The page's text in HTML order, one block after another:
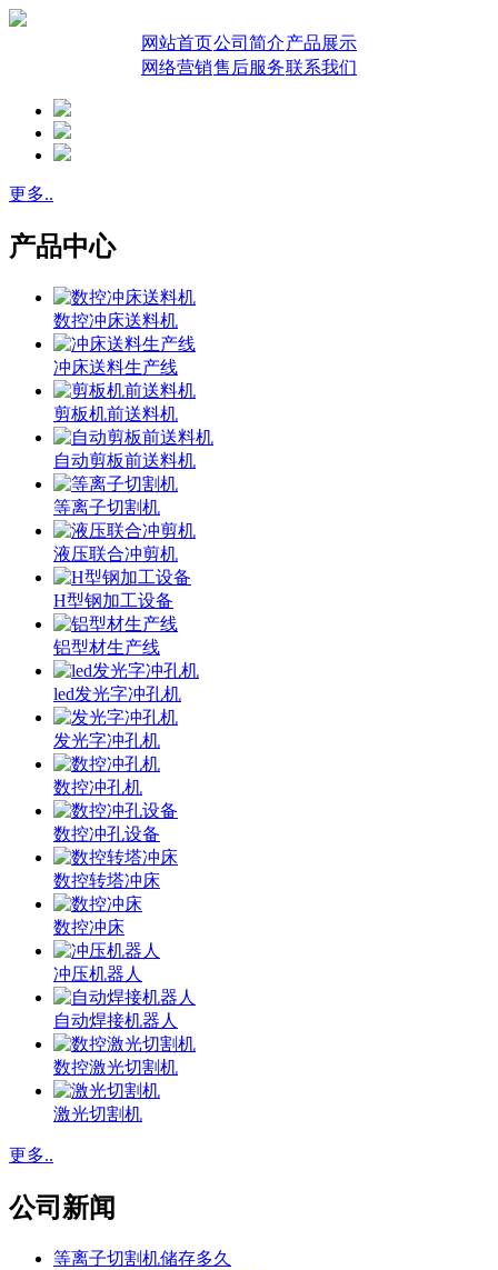
网站首页公司简介产品展示
网络营销售后服务联系我们
更多..
产品中心
数控冲床送料机
冲床送料生产线
剪板机前送料机
自动剪板前送料机
等离子切割机
液压联合冲剪机
H型钢加工设备
铝型材生产线
led发光字冲孔机
发光字冲孔机
数控冲孔机
数控冲孔设备
数控转塔冲床
数控冲床
冲压机器人
自动焊接机器人
数控激光切割机
激光切割机
更多..
公司新闻
等离子切割机储存多久